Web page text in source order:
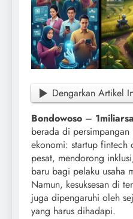
Dengarkan Artikel
Bondowoso –
berada di persimpangan
ekonomi: startup fintech
pesat, mendorong
baru bagi pelaku usaha
Namun, kesuksesan di
juga dipengaruhi oleh
yang harus dihadapi.